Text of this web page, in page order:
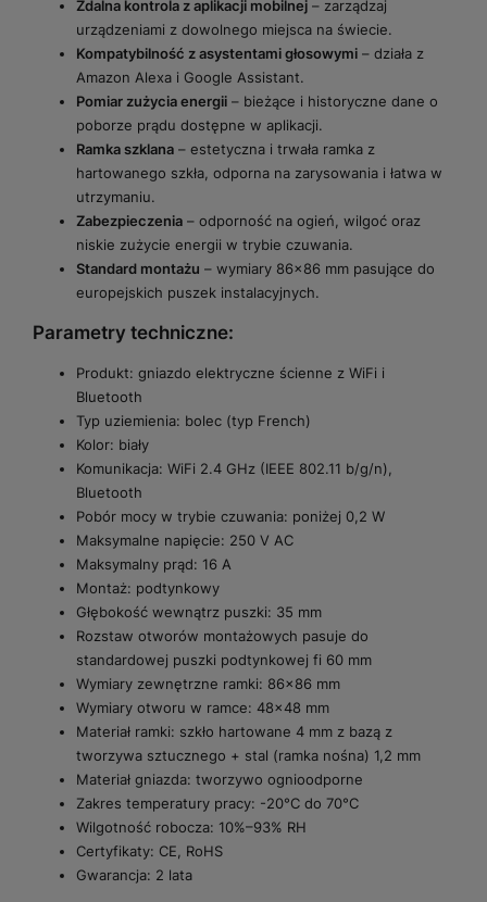
Zdalna kontrola z aplikacji mobilnej – zarządzaj
urządzeniami z dowolnego miejsca na świecie.
Kompatybilność z asystentami głosowymi – działa z
Amazon Alexa i Google Assistant.
Pomiar zużycia energii – bieżące i historyczne dane o
poborze prądu dostępne w aplikacji.
Ramka szklana – estetyczna i trwała ramka z
hartowanego szkła, odporna na zarysowania i łatwa w
utrzymaniu.
Zabezpieczenia – odporność na ogień, wilgoć oraz
niskie zużycie energii w trybie czuwania.
Standard montażu – wymiary 86×86 mm pasujące do
europejskich puszek instalacyjnych.
Parametry techniczne:
Produkt: gniazdo elektryczne ścienne z WiFi i
Bluetooth
Typ uziemienia: bolec (typ French)
Kolor: biały
Komunikacja: WiFi 2.4 GHz (IEEE 802.11 b/g/n),
Bluetooth
Pobór mocy w trybie czuwania: poniżej 0,2 W
Maksymalne napięcie: 250 V AC
Maksymalny prąd: 16 A
Montaż: podtynkowy
Głębokość wewnątrz puszki: 35 mm
Rozstaw otworów montażowych pasuje do
standardowej puszki podtynkowej fi 60 mm
Wymiary zewnętrzne ramki: 86x86 mm
Wymiary otworu w ramce: 48x48 mm
Materiał ramki: szkło hartowane 4 mm z bazą z
tworzywa sztucznego + stal (ramka nośna) 1,2 mm
Materiał gniazda: tworzywo ognioodporne
Zakres temperatury pracy: -20°C do 70°C
Wilgotność robocza: 10%–93% RH
Certyfikaty: CE, RoHS
Gwarancja: 2 lata